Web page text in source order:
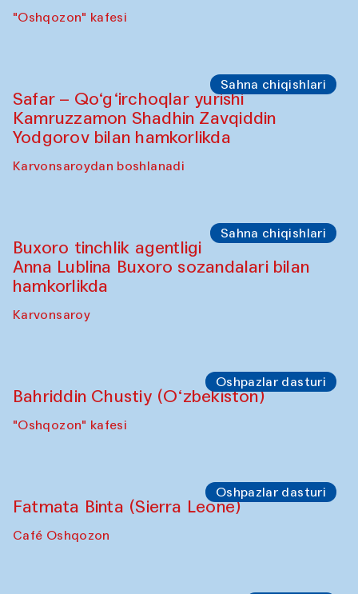
"Oshqozon" kafesi
Sahna chiqishlari
Safar – Qo‘g‘irchoqlar yurishi
Kamruzzamon Shadhin Zavqiddin
Yodgorov bilan hamkorlikda
Karvonsaroydan boshlanadi
Sahna chiqishlari
Buxoro tinchlik agentligi
Anna Lublina Buxoro sozandalari bilan
hamkorlikda
Karvonsaroy
Oshpazlar dasturi
Bahriddin Chustiy (O‘zbekiston)
"Oshqozon" kafesi
Oshpazlar dasturi
Fatmata Binta (Sierra Leone)
Café Oshqozon